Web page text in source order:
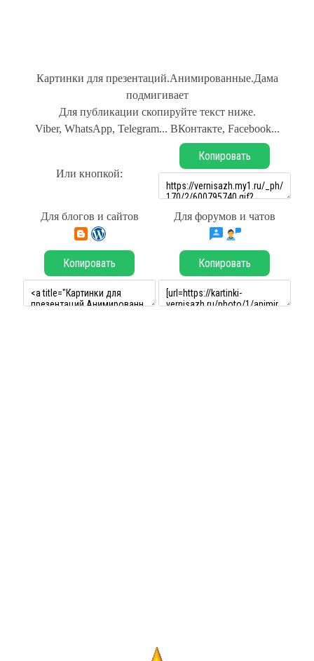
Картинки для презентаций.Анимированные.Дама
подмигивает
Для публикации скопируйте текст ниже.
Viber, WhatsApp, Telegram... ВКонтакте, Facebook...
Или кнопкой:
Копировать
Для блогов и сайтов Для форумов и чатов
Копировать Копировать